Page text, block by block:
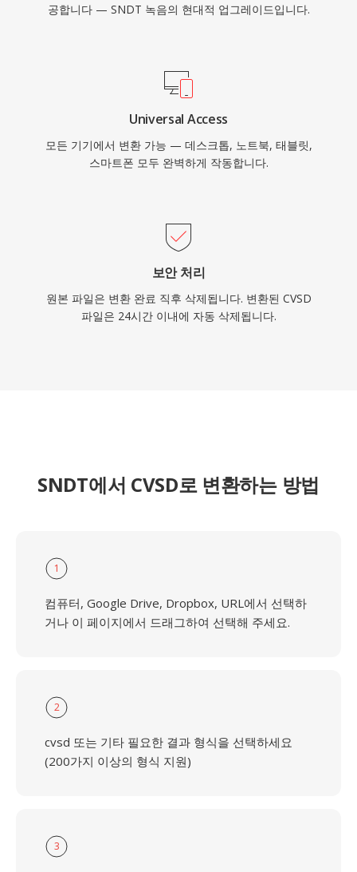
공합니다 — SNDT 녹음의 현대적 업그레이드입니다.
Universal Access
모든 기기에서 변환 가능 — 데스크톱, 노트북, 태블릿,
스마트폰 모두 완벽하게 작동합니다.
보안 처리
원본 파일은 변환 완료 직후 삭제됩니다. 변환된 CVSD
파일은 24시간 이내에 자동 삭제됩니다.
SNDT에서 CVSD로 변환하는 방법
1
컴퓨터, Google Drive, Dropbox, URL에서 선택하
거나 이 페이지에서 드래그하여 선택해 주세요.
2
cvsd 또는 기타 필요한 결과 형식을 선택하세요
(200가지 이상의 형식 지원)
3